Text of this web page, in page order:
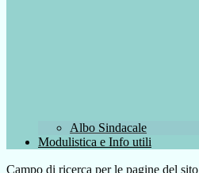
Albo Sindacale
Modulistica e Info utili
Campo di ricerca per le pagine del sito